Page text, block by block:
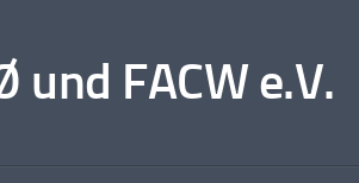
und FACW e.V.